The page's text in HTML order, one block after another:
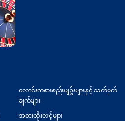
လောင်းကစားစည်းမျဥ်းများနှင့် သတ်မှတ်
ချက်များ
အစားထိုးလင့်များ